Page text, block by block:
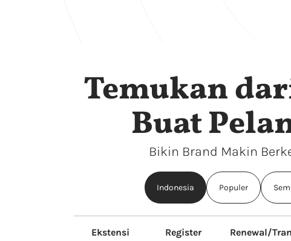
Temukan
Buat
Bikin Brand Makin
Indonesia Populer
Ekstensi Register Renewal/